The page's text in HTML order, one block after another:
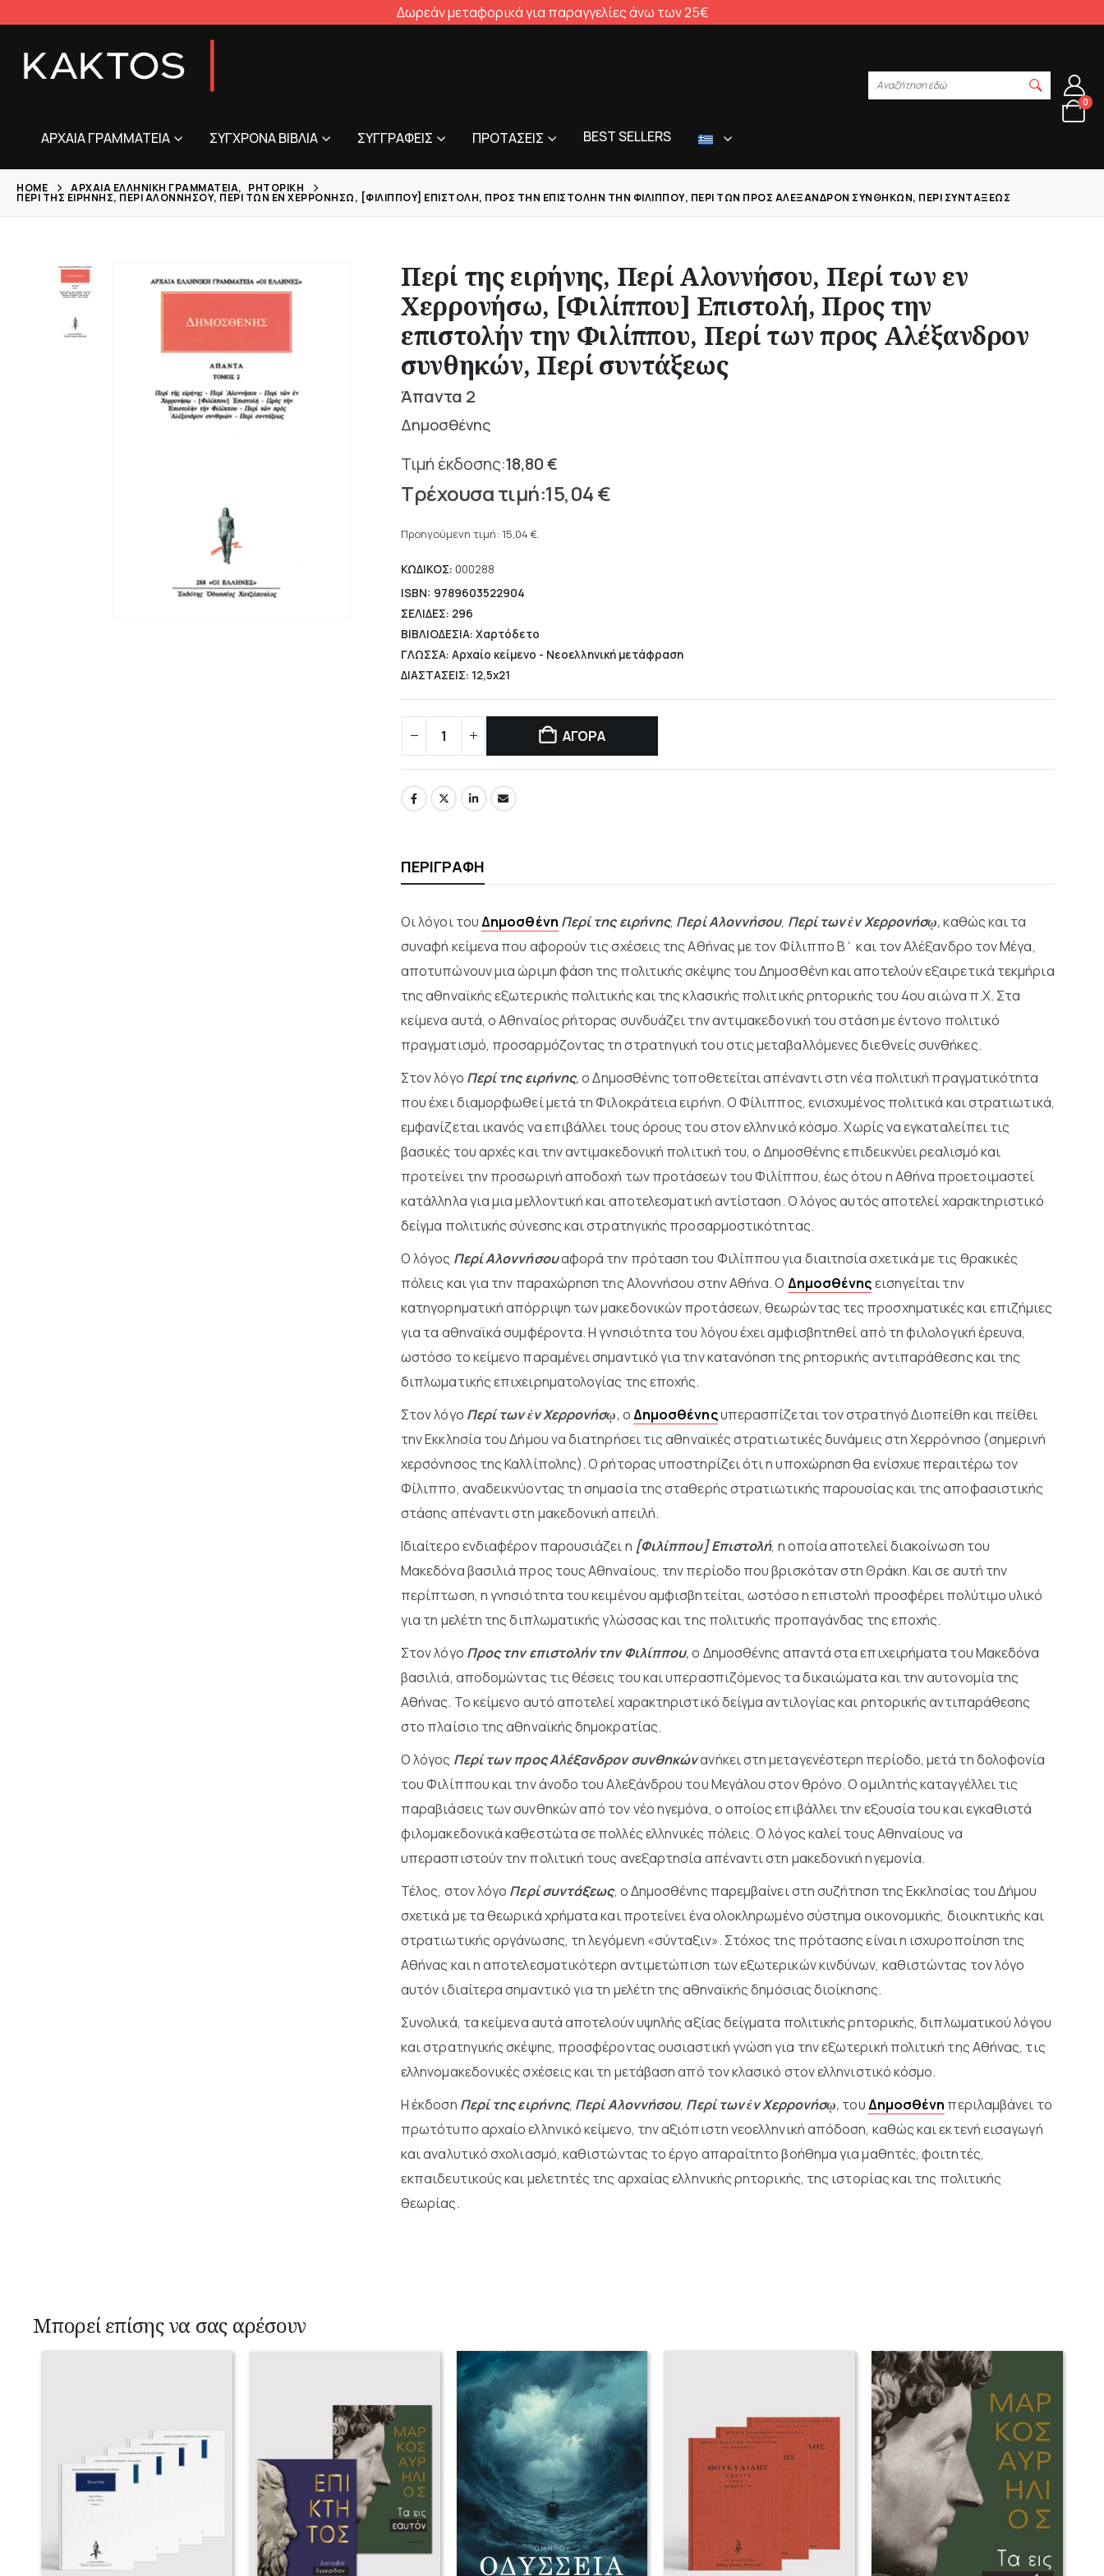
Δωρεάν μεταφορικά για παραγγελίες άνω των 25€
ΑΡΧΑΊΑ ΓΡΑΜΜΑΤΕΊΑ ΣΎΓΧΡΟΝΑ ΒΙΒΛΊΑ ΣΥΓΓΡΑΦΕΊΣ ΠΡΟΤΆΣΕΙΣ BEST SELLERS
Αναζήτηση εδώ
0
HOME ΑΡΧΑΊΑ ΕΛΛΗΝΙΚΉ ΓΡΑΜΜΑΤΕΊΑ, ΡΗΤΟΡΙΚΉ
ΠΕΡΊ ΤΗΣ ΕΙΡΉΝΗΣ, ΠΕΡΊ ΑΛΟΝΝΉΣΟΥ, ΠΕΡΊ ΤΩΝ ΕΝ ΧΕΡΡΟΝΉΣΩ, [ΦΙΛΊΠΠΟΥ] ΕΠΙΣΤΟΛΉ, ΠΡΟΣ ΤΗΝ ΕΠΙΣΤΟΛΉΝ ΤΗΝ ΦΙΛΊΠΠΟΥ, ΠΕΡΊ ΤΩΝ ΠΡΟΣ ΑΛΈΞΑΝΔΡΟΝ ΣΥΝΘΗΚΏΝ, ΠΕΡΊ ΣΥΝΤΆΞΕΩΣ
Περί της ειρήνης, Περί Αλοννήσου, Περί των εν
Χερρονήσω, [Φιλίππου] Επιστολή, Προς την
επιστολήν την Φιλίππου, Περί των προς Αλέξανδρον
συνθηκών, Περί συντάξεως
Άπαντα 2
Δημοσθένης
18,80€
Original
price
was:
18,80 €.
15,04€
τρέχουσα
είναι:
15,04 €.
Προηγούμενη τιμή: 15,04 €.
ΚΩΔΙΚΟΣ: 000288
ISBN: 9789603522904
ΣΕΛΙΔΕΣ: 296
ΒΙΒΛΙΟΔΕΣΙΑ: Χαρτόδετο
ΓΛΩΣΣΑ: Αρχαίο κείμενο - Νεοελληνική μετάφραση
ΔΙΑΣΤΑΣΕΙΣ: 12,5x21
ΑΓΟΡΑ
ΠΕΡΙΓΡΑΦΉ
Οι λόγοι τουΔημοσθένη Περί της ειρήνης, Περί Αλοννήσου, Περί των ἐν Χερρονήσῳ,καθώς και τα
συναφή κείμενα που αφορούν τις σχέσεις της Αθήνας με τον Φίλιππο Β΄ και τον Αλέξανδρο τον Μέγα,
αποτυπώνουν μια ώριμη φάση της πολιτικής σκέψης του Δημοσθένη και αποτελούν εξαιρετικά τεκμήρια
της αθηναϊκής εξωτερικής πολιτικής και της κλασικής πολιτικής ρητορικής του 4ου αιώνα π.Χ. Στα
κείμενα αυτά, ο Αθηναίος ρήτορας συνδυάζει την αντιμακεδονική του στάση με έντονο πολιτικό
πραγματισμό, προσαρμόζοντας τη στρατηγική του στις μεταβαλλόμενες διεθνείς συνθήκες.
Στον λόγο Περί της ειρήνης,ο Δημοσθένης τοποθετείται απέναντι στη νέα πολιτική πραγματικότητα
που έχει διαμορφωθεί μετά τη Φιλοκράτεια ειρήνη. Ο Φίλιππος, ενισχυμένος πολιτικά και στρατιωτικά,
εμφανίζεται ικανός να επιβάλλει τους όρους του στον ελληνικό κόσμο. Χωρίς να εγκαταλείπει τις
βασικές του αρχές και την αντιμακεδονική πολιτική του, ο Δημοσθένης επιδεικνύει ρεαλισμό και
προτείνει την προσωρινή αποδοχή των προτάσεων του Φιλίππου, έως ότου η Αθήνα προετοιμαστεί
κατάλληλα για μια μελλοντική και αποτελεσματική αντίσταση. Ο λόγος αυτός αποτελεί χαρακτηριστικό
δείγμα πολιτικής σύνεσης και στρατηγικής προσαρμοστικότητας.
Ο λόγος Περί Αλοννήσουαφορά την πρόταση του Φιλίππου για διαιτησία σχετικά με τις θρακικές
πόλεις και για την παραχώρηση της Αλοννήσου στην Αθήνα. Ο Δημοσθένηςεισηγείται την
κατηγορηματική απόρριψη των μακεδονικών προτάσεων, θεωρώντας τες προσχηματικές και επιζήμιες
για τα αθηναϊκά συμφέροντα. Η γνησιότητα του λόγου έχει αμφισβητηθεί από τη φιλολογική έρευνα,
ωστόσο το κείμενο παραμένει σημαντικό για την κατανόηση της ρητορικής αντιπαράθεσης και της
διπλωματικής επιχειρηματολογίας της εποχής.
Στον λόγο Περί των ἐν Χερρονήσῳ,οΔημοσθένηςυπερασπίζεται τον στρατηγό Διοπείθη και πείθει
την Εκκλησία του Δήμου να διατηρήσει τις αθηναϊκές στρατιωτικές δυνάμεις στη Χερρόνησο (σημερινή
χερσόνησος της Καλλίπολης). Ο ρήτορας υποστηρίζει ότι η υποχώρηση θα ενίσχυε περαιτέρω τον
Φίλιππο, αναδεικνύοντας τη σημασία της σταθερής στρατιωτικής παρουσίας και της αποφασιστικής
στάσης απέναντι στη μακεδονική απειλή.
Ιδιαίτερο ενδιαφέρον παρουσιάζει η [Φιλίππου] Επιστολή, η οποία αποτελεί διακοίνωση του
Μακεδόνα βασιλιά προς τους Αθηναίους, την περίοδο που βρισκόταν στη Θράκη. Και σε αυτή την
περίπτωση, η γνησιότητα του κειμένου αμφισβητείται, ωστόσο η επιστολή προσφέρει πολύτιμο υλικό
για τη μελέτη της διπλωματικής γλώσσας και της πολιτικής προπαγάνδας της εποχής.
Στον λόγο Προς την επιστολήν την Φιλίππου,ο Δημοσθένης απαντά στα επιχειρήματα του Μακεδόνα
βασιλιά, αποδομώντας τις θέσεις του και υπερασπιζόμενος τα δικαιώματα και την αυτονομία της
Αθήνας. Το κείμενο αυτό αποτελεί χαρακτηριστικό δείγμα αντιλογίας και ρητορικής αντιπαράθεσης
στο πλαίσιο της αθηναϊκής δημοκρατίας.
Ο λόγος Περί των προς Αλέξανδρον συνθηκώνανήκει στη μεταγενέστερη περίοδο, μετά τη δολοφονία
του Φιλίππου και την άνοδο του Αλεξάνδρου του Μεγάλου στον θρόνο. Ο ομιλητής καταγγέλλει τις
παραβιάσεις των συνθηκών από τον νέο ηγεμόνα, ο οποίος επιβάλλει την εξουσία του και εγκαθιστά
φιλομακεδονικά καθεστώτα σε πολλές ελληνικές πόλεις. Ο λόγος καλεί τους Αθηναίους να
υπερασπιστούν την πολιτική τους ανεξαρτησία απέναντι στη μακεδονική ηγεμονία.
Τέλος, στον λόγο Περί συντάξεως, ο Δημοσθένης παρεμβαίνει στη συζήτηση της Εκκλησίας του Δήμου
σχετικά με τα θεωρικά χρήματα και προτείνει ένα ολοκληρωμένο σύστημα οικονομικής, διοικητικής και
στρατιωτικής οργάνωσης, τη λεγόμενη «σύνταξιν». Στόχος της πρότασης είναι η ισχυροποίηση της
Αθήνας και η αποτελεσματικότερη αντιμετώπιση των εξωτερικών κινδύνων, καθιστώντας τον λόγο
αυτόν ιδιαίτερα σημαντικό για τη μελέτη της αθηναϊκής δημόσιας διοίκησης.
Συνολικά, τα κείμενα αυτά αποτελούν υψηλής αξίας δείγματα πολιτικής ρητορικής, διπλωματικού λόγου
και στρατηγικής σκέψης, προσφέροντας ουσιαστική γνώση για την εξωτερική πολιτική της Αθήνας, τις
ελληνομακεδονικές σχέσεις και τη μετάβαση από τον κλασικό στον ελληνιστικό κόσμο.
Η έκδοση Περί της ειρήνης, Περί Αλοννήσου, Περί των ἐν Χερρονήσῳ, τουΔημοσθένη περιλαμβάνει το
πρωτότυπο αρχαίο ελληνικό κείμενο, την αξιόπιστη νεοελληνική απόδοση, καθώς και εκτενή εισαγωγή
και αναλυτικό σχολιασμό, καθιστώντας το έργο απαραίτητο βοήθημα για μαθητές, φοιτητές,
εκπαιδευτικούς και μελετητές της αρχαίας ελληνικής ρητορικής, της ιστορίας και της πολιτικής
θεωρίας.
Μπορεί επίσης να σας αρέσουν